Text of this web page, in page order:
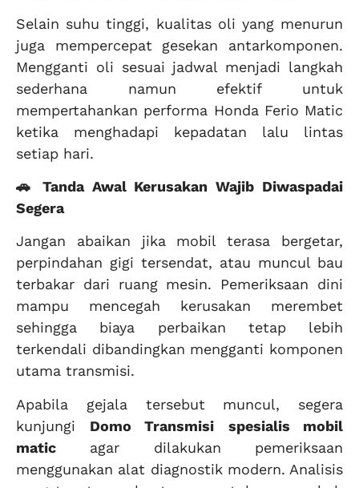
Selain suhu tinggi, kualitas oli yang menurun
juga mempercepat gesekan antarkomponen.
Mengganti oli sesuai jadwal menjadi langkah
sederhana namun efektif untuk
mempertahankan performa Honda Ferio Matic
ketika menghadapi kepadatan lalu lintas
setiap hari.
🚗 Tanda Awal Kerusakan Wajib Diwaspadai
Segera
Jangan abaikan jika mobil terasa bergetar,
perpindahan gigi tersendat, atau muncul bau
terbakar dari ruang mesin. Pemeriksaan dini
mampu mencegah kerusakan merembet
sehingga biaya perbaikan tetap lebih
terkendali dibandingkan mengganti komponen
utama transmisi.
Apabila gejala tersebut muncul, segera
kunjungi Domo Transmisi
spesialis mobil
matic agar dilakukan pemeriksaan
menggunakan alat diagnostik modern. Analisis